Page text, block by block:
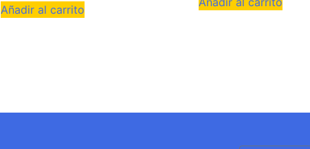
Añadir al carrito